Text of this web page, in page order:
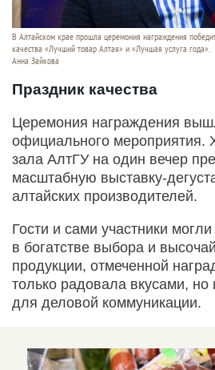
В Алтайском крае прошла церемония награждения
качества «Лучший товар Алтая» и «Лучшая услуга года».
Анна Зайкова
Праздник качества
Церемония награждения
официального мероприятия.
зала АлтГУ на один вечер
масштабную выставку-
алтайских производителей.
Гости и сами участники
в богатстве выбора и
продукции, отмеченной
только радовала вкусами,
для деловой коммуникации.